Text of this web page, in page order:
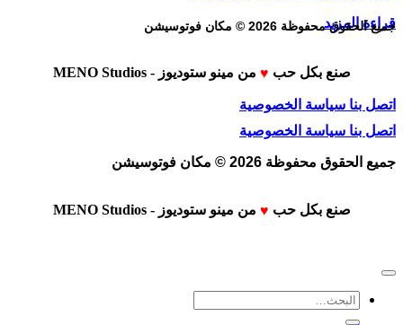
قراءة المزيد
جميع الحقوق محفوظة 2026 © مكان فوتوسيشن
صنع بكل حب ♥ من مينو ستوديوز - MENO Studios
اتصل بنا سياسة الخصوصية
اتصل بنا سياسة الخصوصية
جميع الحقوق محفوظة 2026 © مكان فوتوسيشن
صنع بكل حب ♥ من مينو ستوديوز - MENO Studios
البحث